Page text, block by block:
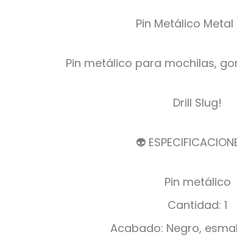
Pin Metálico Metal
Pin metálico para mochilas,
Drill Slug!
👽
Pin metálico
Cantidad: 1
Acabado: Negro,